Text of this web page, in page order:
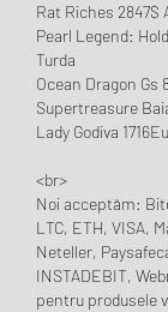
Rat Riches 2847$
Pearl Legend:
Turda
Ocean Dragon Gs
Supertreasure
Lady Godiva
<br>
Noi acceptăm:
LTC, ETH, VISA,
Neteller,
INSTADEBIT,
pentru produsele